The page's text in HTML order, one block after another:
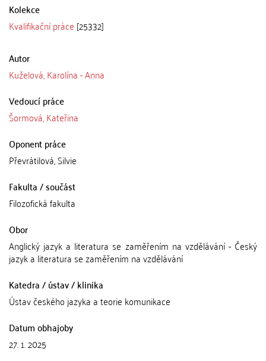
Kolekce
Kvalifikační práce [25332]
Autor
Kuželová, Karolína - Anna
Vedoucí práce
Šormová, Kateřina
Oponent práce
Převrátilová, Silvie
Fakulta / součást
Filozofická fakulta
Obor
Anglický jazyk a literatura se zaměřením na vzdělávání - Český
jazyk a literatura se zaměřením na vzdělávání
Katedra / ústav / klinika
Ústav českého jazyka a teorie komunikace
Datum obhajoby
27. 1. 2025